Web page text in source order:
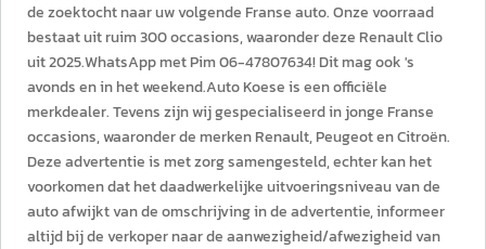
de zoektocht naar uw volgende Franse auto. Onze voorraad
bestaat uit ruim 300 occasions, waaronder deze Renault Clio
uit 2025.WhatsApp met Pim 06-47807634! Dit mag ook 's
avonds en in het weekend.Auto Koese is een officiële
merkdealer. Tevens zijn wij gespecialiseerd in jonge Franse
occasions, waaronder de merken Renault, Peugeot en Citroën.
Deze advertentie is met zorg samengesteld, echter kan het
voorkomen dat het daadwerkelijke uitvoeringsniveau van de
auto afwijkt van de omschrijving in de advertentie, informeer
altijd bij de verkoper naar de aanwezigheid/afwezigheid van